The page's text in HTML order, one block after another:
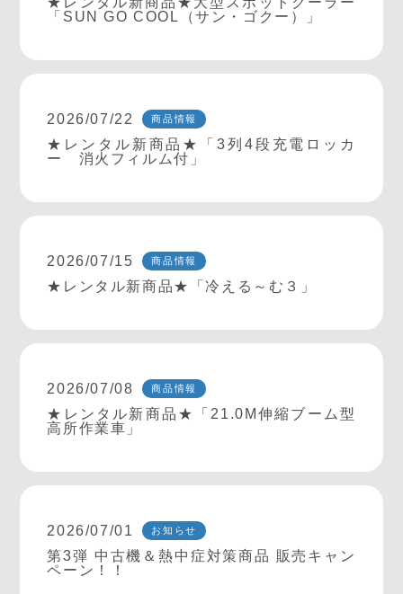
「SUN GO COOL（サン・ゴクー）」
2026/07/22 商品情報
★レンタル新商品★「3列4段充電ロッカ
ー 消火フィルム付」
2026/07/15 商品情報
★レンタル新商品★「冷える～む３」
2026/07/08 商品情報
★レンタル新商品★「21.0M伸縮ブーム型
高所作業車」
2026/07/01 お知らせ
第3弾 中古機＆熱中症対策商品 販売キャン
ペーン！！